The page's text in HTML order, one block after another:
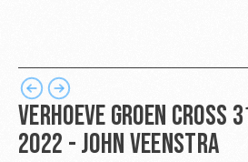
Verhoeve groen cross
2022 - John veenstra